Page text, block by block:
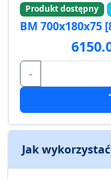
Produkt dostępny
BM 700x180x75
-
Jak